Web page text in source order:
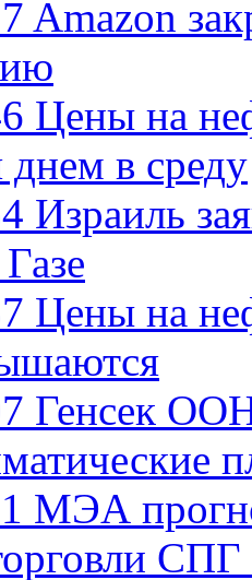
Amazon
Цены на
днем в среду
Израиль
Цены на
Генсек ООН
МЭА
СПГ